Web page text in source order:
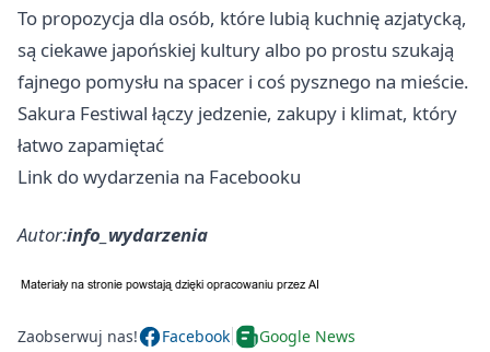
To propozycja dla osób, które lubią kuchnię azjatycką,
są ciekawe japońskiej kultury albo po prostu szukają
fajnego pomysłu na spacer i coś pysznego na mieście.
Sakura Festiwal łączy jedzenie, zakupy i klimat, który
łatwo zapamiętać
Link do wydarzenia na Facebooku
Autor:info_wydarzenia
Zaobserwuj nas! Facebook Google News